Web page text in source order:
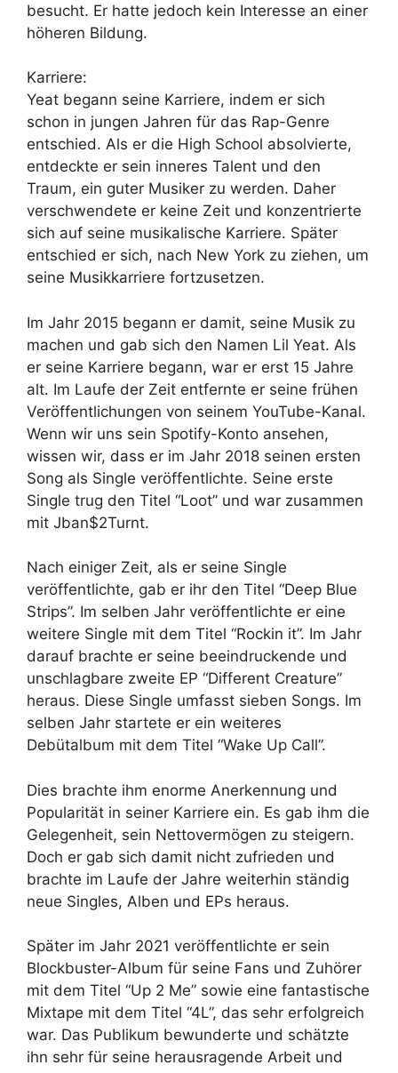
besucht. Er hatte jedoch kein Interesse an einer
höheren Bildung.
Karriere:
Yeat begann seine Karriere, indem er sich
schon in jungen Jahren für das Rap-Genre
entschied. Als er die High School absolvierte,
entdeckte er sein inneres Talent und den
Traum, ein guter Musiker zu werden. Daher
verschwendete er keine Zeit und konzentrierte
sich auf seine musikalische Karriere. Später
entschied er sich, nach New York zu ziehen, um
seine Musikkarriere fortzusetzen.
Im Jahr 2015 begann er damit, seine Musik zu
machen und gab sich den Namen Lil Yeat. Als
er seine Karriere begann, war er erst 15 Jahre
alt. Im Laufe der Zeit entfernte er seine frühen
Veröffentlichungen von seinem YouTube-Kanal.
Wenn wir uns sein Spotify-Konto ansehen,
wissen wir, dass er im Jahr 2018 seinen ersten
Song als Single veröffentlichte. Seine erste
Single trug den Titel “Loot” und war zusammen
mit Jban$2Turnt.
Nach einiger Zeit, als er seine Single
veröffentlichte, gab er ihr den Titel “Deep Blue
Strips”. Im selben Jahr veröffentlichte er eine
weitere Single mit dem Titel “Rockin it”. Im Jahr
darauf brachte er seine beeindruckende und
unschlagbare zweite EP “Different Creature”
heraus. Diese Single umfasst sieben Songs. Im
selben Jahr startete er ein weiteres
Debütalbum mit dem Titel “Wake Up Call”.
Dies brachte ihm enorme Anerkennung und
Popularität in seiner Karriere ein. Es gab ihm die
Gelegenheit, sein Nettovermögen zu steigern.
Doch er gab sich damit nicht zufrieden und
brachte im Laufe der Jahre weiterhin ständig
neue Singles, Alben und EPs heraus.
Später im Jahr 2021 veröffentlichte er sein
Blockbuster-Album für seine Fans und Zuhörer
mit dem Titel “Up 2 Me” sowie eine fantastische
Mixtape mit dem Titel “4L”, das sehr erfolgreich
war. Das Publikum bewunderte und schätzte
ihn sehr für seine herausragende Arbeit und